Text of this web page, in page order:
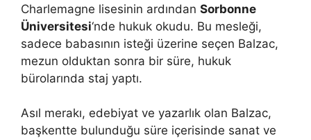
Charlemagne lisesinin ardından Sorbonne
Üniversitesi‘nde hukuk okudu. Bu mesleği,
sadece babasının isteği üzerine seçen Balzac,
mezun olduktan sonra bir süre, hukuk
bürolarında staj yaptı.
Asıl merakı, edebiyat ve yazarlık olan Balzac,
başkentte bulunduğu süre içerisinde sanat ve